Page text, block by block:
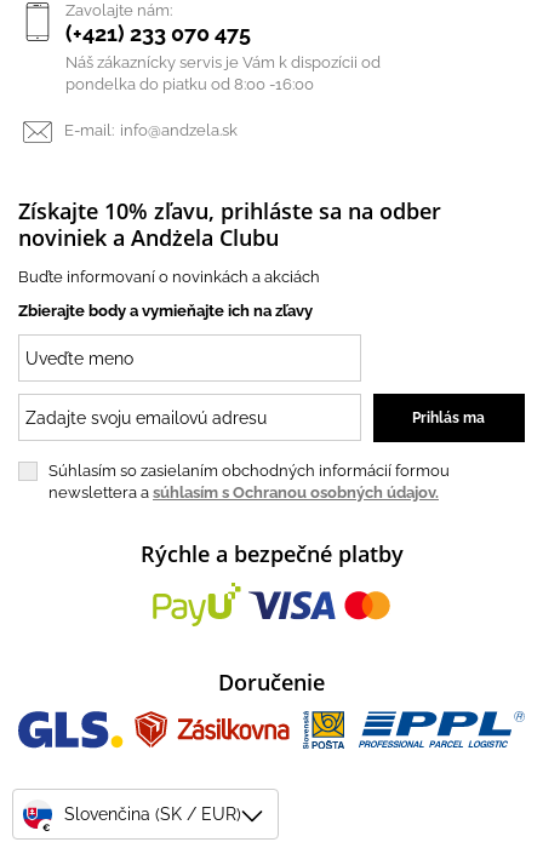
Zavolajte nám:
(+421) 233 070 475
Náš zákaznícky servis je Vám k dispozícii od
pondelka do piatku od 8:00 -16:00
E-mail: info@andzela.sk
Získajte 10% zľavu, prihláste sa na odber
noviniek a Andżela Clubu
Buďte informovaní o novinkách a akciách
Zbierajte body a vymieňajte ich na zľavy
Súhlasím so zasielaním obchodných informácií formou
newslettera a súhlasím s Ochranou osobných údajov.
Rýchle a bezpečné platby
Doručenie
€
Slovenčina (SK / EUR)